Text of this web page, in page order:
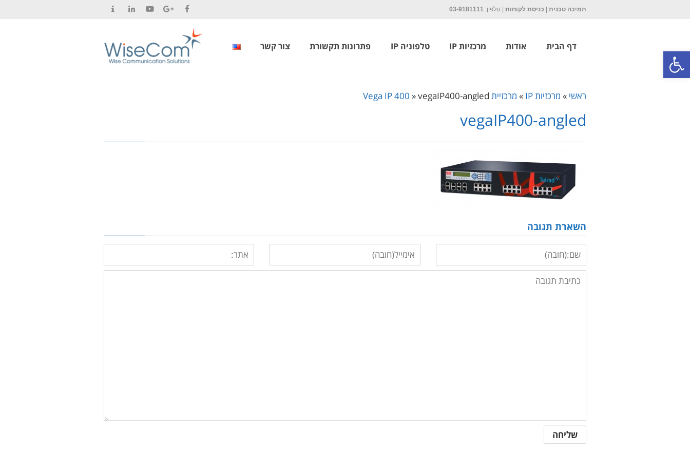
פתח סרגל נגישות
תמיכה טכנית כניסת לקוחות | טלפון: 03-9181111
דף הבית אודות מרכזיות IP טלפוניה IP פתרונות תקשורת צור קשר
ראשי » מרכזיות IP » מרכזיית Vega IP 400 »vegaIP400-angled
vegaIP400-angled
השארת תגובה